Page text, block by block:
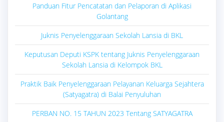
Panduan Fitur Pencatatan dan Pelaporan di Aplikasi
Golantang
Juknis Penyelenggaraan Sekolah Lansia di BKL
Keputusan Deputi KSPK tentang Juknis Penyelenggaraan
Sekolah Lansia di Kelompok BKL
Praktik Baik Penyelenggaraan Pelayanan Keluarga Sejahtera
(Satyagatra) di Balai Penyuluhan
PERBAN NO. 15 TAHUN 2023 Tentang SATYAGATRA